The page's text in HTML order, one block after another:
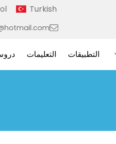
Turkish
التطبيقات التعليمات